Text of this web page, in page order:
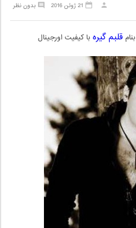
بدون نظر 21 ژوئن 2016
بنامقلبم گیرهبا کیفیت اورجینال